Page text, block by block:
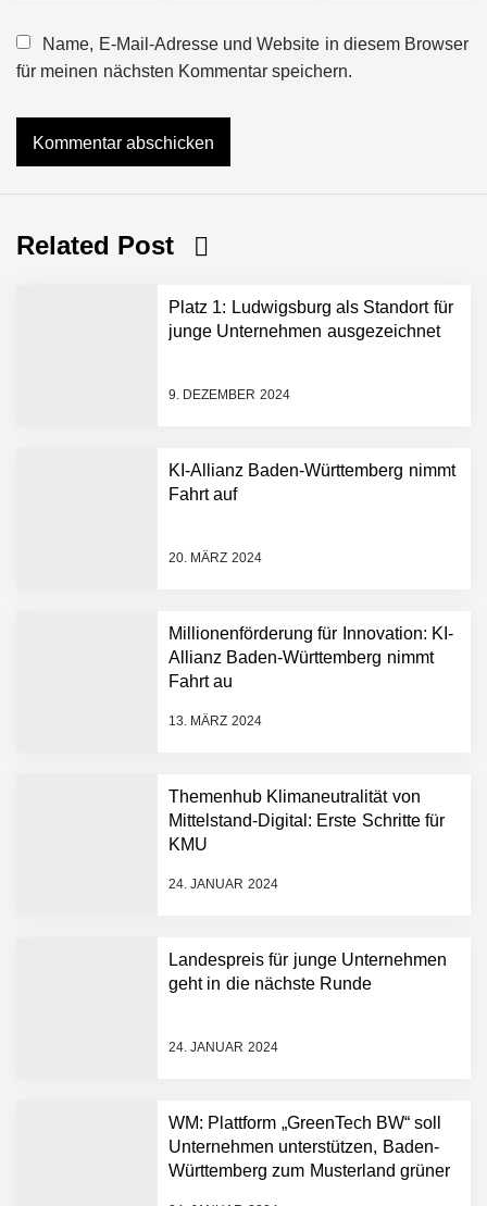
Name, E-Mail-Adresse und Website in diesem Browser
für meinen nächsten Kommentar speichern.
Related Post
Platz 1: Ludwigsburg als Standort für
junge Unternehmen ausgezeichnet
9. DEZEMBER 2024
KI-Allianz Baden-Württemberg nimmt
Fahrt auf
20. MÄRZ 2024
Millionenförderung für Innovation: KI-
Allianz Baden-Württemberg nimmt
Fahrt au
13. MÄRZ 2024
Themenhub Klimaneutralität von
Mittelstand-Digital: Erste Schritte für
KMU
24. JANUAR 2024
Landespreis für junge Unternehmen
geht in die nächste Runde
24. JANUAR 2024
WM: Plattform „GreenTech BW“ soll
Unternehmen unterstützen, Baden-
Württemberg zum Musterland grüner
NEURA Robotics gibt
Dollar bekannt, um den
Plattform zu beschleunigen
NEURA Robotics und
Amazon Web Services
starten strategische
AI breit auszurollen
Humanoider Roboter bringt
Hightech ins Stadion
Simulationsdienstleistung in
FiniteNow ermöglicht
Entwicklungsprozesse
Pyck im Employer Portrait
Maximilian Mack von Pyck